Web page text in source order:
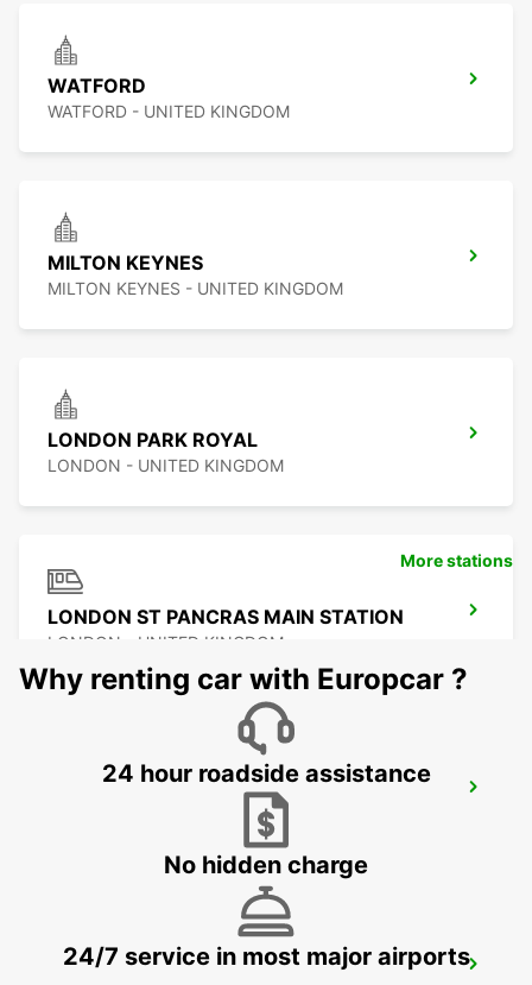
WATFORD
WATFORD - UNITED KINGDOM
MILTON KEYNES
MILTON KEYNES - UNITED KINGDOM
LONDON PARK ROYAL
LONDON - UNITED KINGDOM
LONDON ST PANCRAS MAIN STATION
LONDON - UNITED KINGDOM
LONDON STANSTED AIRPORT
STANSTED - UNITED KINGDOM
LONDON KINGS CROSS MAIN STATION
More stations
Why renting car with Europcar ?
24 hour roadside assistance
No hidden charge
24/7 service in most major airports